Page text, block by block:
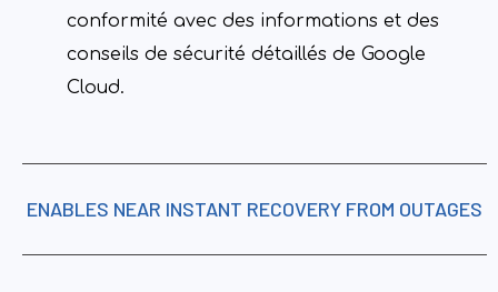
conformité avec des informations et des
conseils de sécurité détaillés de Google
Cloud.
ENABLES NEAR INSTANT RECOVERY FROM OUTAGES